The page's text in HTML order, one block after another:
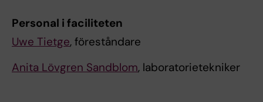
Personal i faciliteten
Uwe Tietge, föreståndare
Anita Lövgren Sandblom, laboratorietekniker